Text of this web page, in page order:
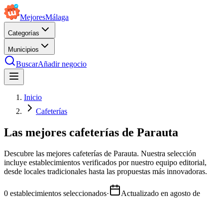
MejoresMálaga
Categorías
Municipios
BuscarAñadir negocio
Inicio
Cafeterías
Las mejores cafeterías de Parauta
Descubre las mejores cafeterías de Parauta. Nuestra selección
incluye establecimientos verificados por nuestro equipo editorial,
desde locales tradicionales hasta las propuestas más innovadoras.
0 establecimientos seleccionados· Actualizado en agosto de